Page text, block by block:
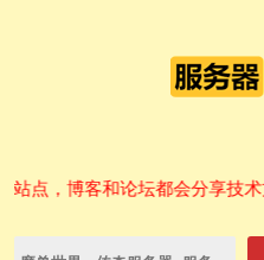
点，博客和论坛都会分享技术